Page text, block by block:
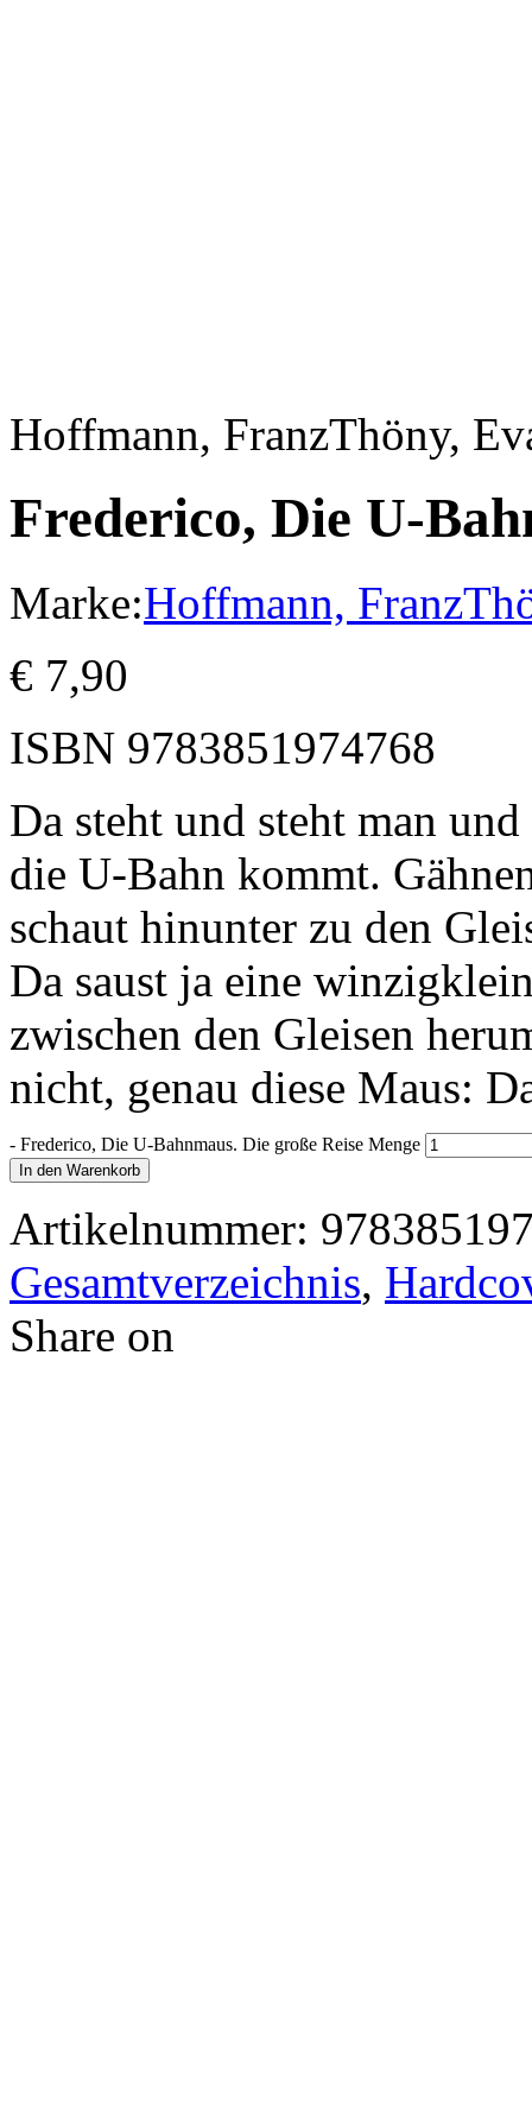
Hoffmann, FranzThöny,
Frederico, Die U-
Marke:Hoffmann, Franz
€ 7,90
ISBN 9783851974768
Da steht und steht man
die U-Bahn kommt.
schaut hinunter zu den
Da saust ja eine
zwischen den Gleisen
nicht, genau diese Maus:
- Frederico, Die U-Bahnmaus. Die große Reise Menge
In den Warenkorb
Artikelnummer:
Gesamtverzeichnis,
Share on